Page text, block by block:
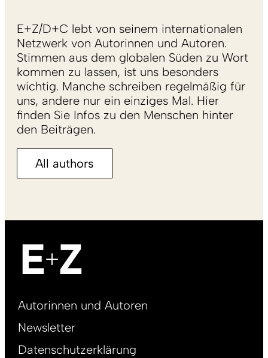
E+Z/D+C lebt von seinem internationalen
Netzwerk von Autorinnen und Autoren.
Stimmen aus dem globalen Süden zu Wort
kommen zu lassen, ist uns besonders
wichtig. Manche schreiben regelmäßig für
uns, andere nur ein einziges Mal. Hier
finden Sie Infos zu den Menschen hinter
den Beiträgen.
All authors
Footer
DE
Autorinnen und Autoren
Newsletter
Datenschutzerklärung